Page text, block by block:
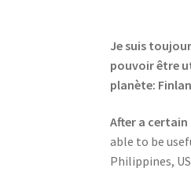
Je suis
pouvoir être
planète:
After a certain
able to be
Philippines,